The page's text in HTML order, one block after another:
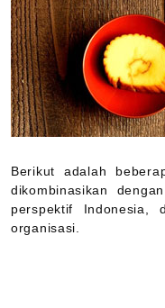
Berikut adalah
dikombinasikan
perspektif Indonesia,
organisasi.